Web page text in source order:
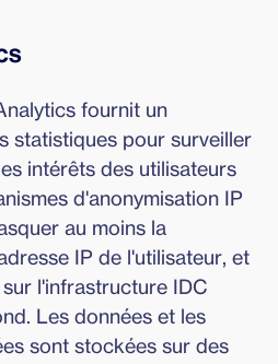
fournit un
statistiques pour surveiller
intérêts des utilisateurs
d'anonymisation IP
au moins la
IP de l'utilisateur, et
l'infrastructure IDC
Les données et les
sont stockées sur des